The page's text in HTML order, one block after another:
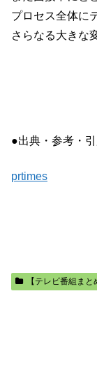
プロセス全体に
さらなる大きな
●出典・参考・引
prtimes
【テレビ番組まと